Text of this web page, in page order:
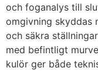
och foganalys till
omgivning skyddas
och säkra
med befintligt
kulör ger både